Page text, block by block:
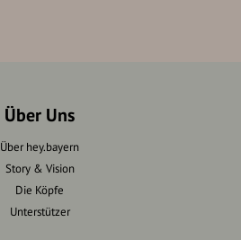
Über Uns
Über hey.bayern
Story & Vision
Die Köpfe
Unterstützer